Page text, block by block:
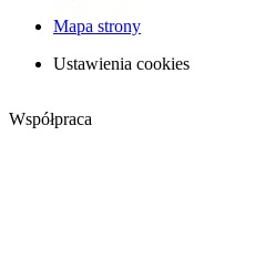
Mapa strony
Ustawienia cookies
Współpraca